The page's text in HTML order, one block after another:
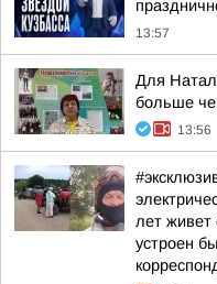
13:57
Для
больше
13:56
лет
устроен